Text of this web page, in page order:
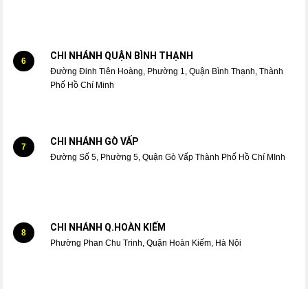
6 CHI NHÁNH QUẬN BÌNH THẠNH
Đường Đinh Tiên Hoàng, Phường 1, Quận Bình Thạnh, Thành
Phố Hồ Chí Minh
7 CHI NHÁNH GÒ VẤP
Đường Số 5, Phường 5, Quận Gò Vấp Thành Phố Hồ Chí MInh
8 CHI NHÁNH Q.HOÀN KIẾM
Phường Phan Chu Trinh, Quận Hoàn Kiếm, Hà Nội